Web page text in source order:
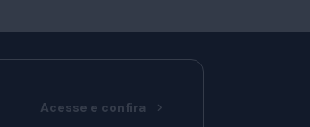
Acesse e confira